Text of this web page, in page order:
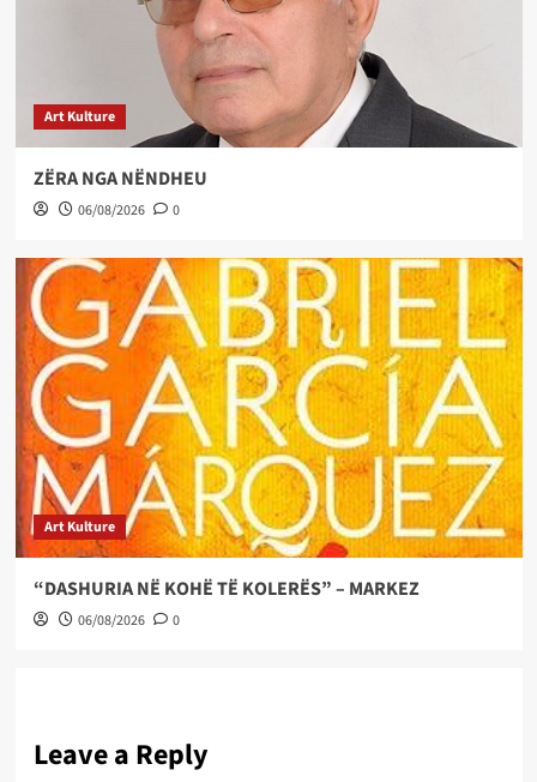
Art Kulture
ZËRA NGA NËNDHEU
06/08/2026 0
Art Kulture
“DASHURIA NË KOHË TË KOLERËS” – MARKEZ
06/08/2026 0
Leave a Reply